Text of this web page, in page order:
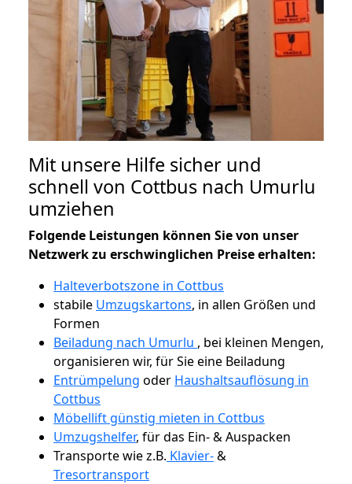
Mit unsere Hilfe sicher und
schnell von Cottbus nach Umurlu
umziehen
Folgende Leistungen können Sie von unser
Netzwerk zu erschwinglichen Preise erhalten:
Halteverbotszone in Cottbus
stabile Umzugskartons, in allen Größen und
Formen
Beiladung nach Umurlu , bei kleinen Mengen,
organisieren wir, für Sie eine Beiladung
Entrümpelung oder Haushaltsauflösung in
Cottbus
Möbellift günstig mieten in Cottbus
Umzugshelfer, für das Ein- & Auspacken
Transporte wie z.B. Klavier-&
Tresortransport